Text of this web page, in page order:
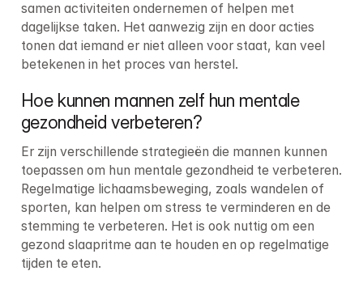
samen activiteiten ondernemen of helpen met
dagelijkse taken. Het aanwezig zijn en door acties
tonen dat iemand er niet alleen voor staat, kan veel
betekenen in het proces van herstel.
Hoe kunnen mannen zelf hun mentale
gezondheid verbeteren?
Er zijn verschillende strategieën die mannen kunnen
toepassen om hun mentale gezondheid te verbeteren.
Regelmatige lichaamsbeweging, zoals wandelen of
sporten, kan helpen om stress te verminderen en de
stemming te verbeteren. Het is ook nuttig om een
gezond slaapritme aan te houden en op regelmatige
tijden te eten.